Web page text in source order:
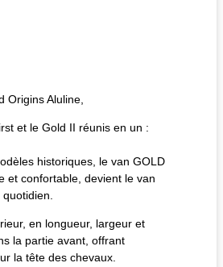
Origins Aluline,
et le Gold II réunis en un :
historiques, le van GOLD
et confortable, devient le van
en longueur, largeur et
la partie avant, offrant
la tête des chevaux.